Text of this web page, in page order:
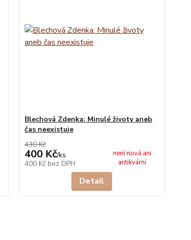
Blechová Zdenka: Minulé životy aneb
čas neexistuje
430 Kč
400 Kč/ks
400 Kč bez DPH
není nová ani
antikvární
Detail